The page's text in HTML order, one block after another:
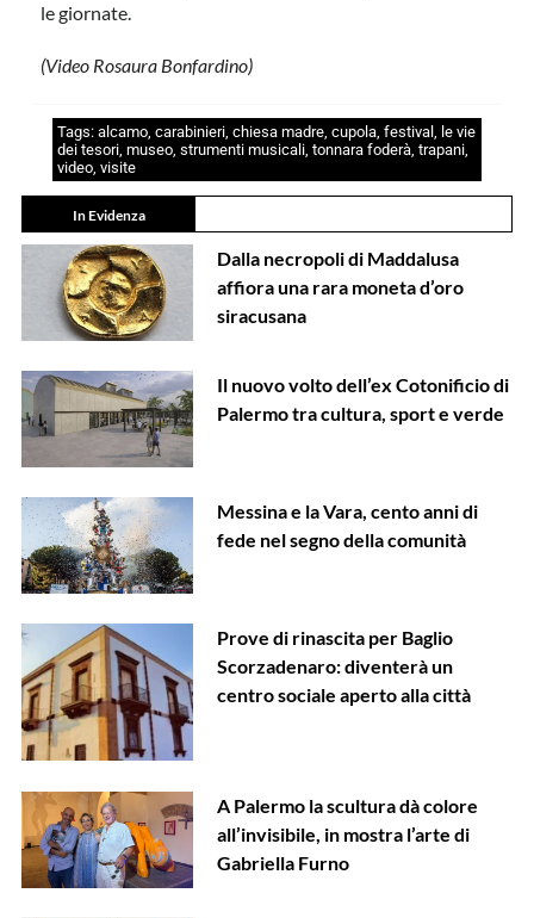
le giornate.
(Video Rosaura Bonfardino)
Tags: alcamo, carabinieri, chiesa madre, cupola, festival , le vie
dei tesori, museo, strumenti musicali, tonnara foderà, trapani,
video, visite
In Evidenza
Dalla necropoli di Maddalusa
affiora una rara moneta d’oro
siracusana
Il nuovo volto dell’ex Cotonificio di
Palermo tra cultura, sport e verde
Messina e la Vara, cento anni di
fede nel segno della comunità
Prove di rinascita per Baglio
Scorzadenaro: diventerà un
centro sociale aperto alla città
A Palermo la scultura dà colore
all’invisibile, in mostra l’arte di
Gabriella Furno